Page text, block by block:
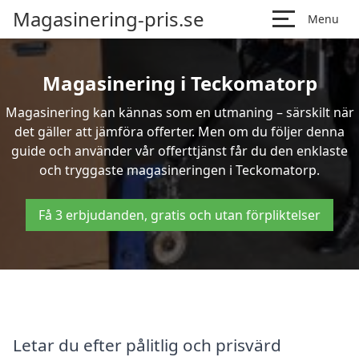
Magasinering-pris.se Menu
Magasinering i Teckomatorp
Magasinering kan kännas som en utmaning – särskilt när
det gäller att jämföra offerter. Men om du följer denna
guide och använder vår offerttjänst får du den enklaste
och tryggaste magasineringen i Teckomatorp.
Få 3 erbjudanden, gratis och utan förpliktelser
Letar du efter pålitlig och prisvärd